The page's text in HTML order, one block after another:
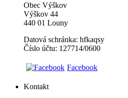
Obec Výškov
Výškov 44
440 01 Louny
Datová schránka: hfkaqsy
Číslo účtu: 127714/0600
Facebook
Kontakt